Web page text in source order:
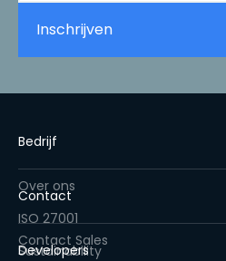
Bedrijf
Over ons
ISO 27001
Sustainability
Contact
Contact Sales
Developers